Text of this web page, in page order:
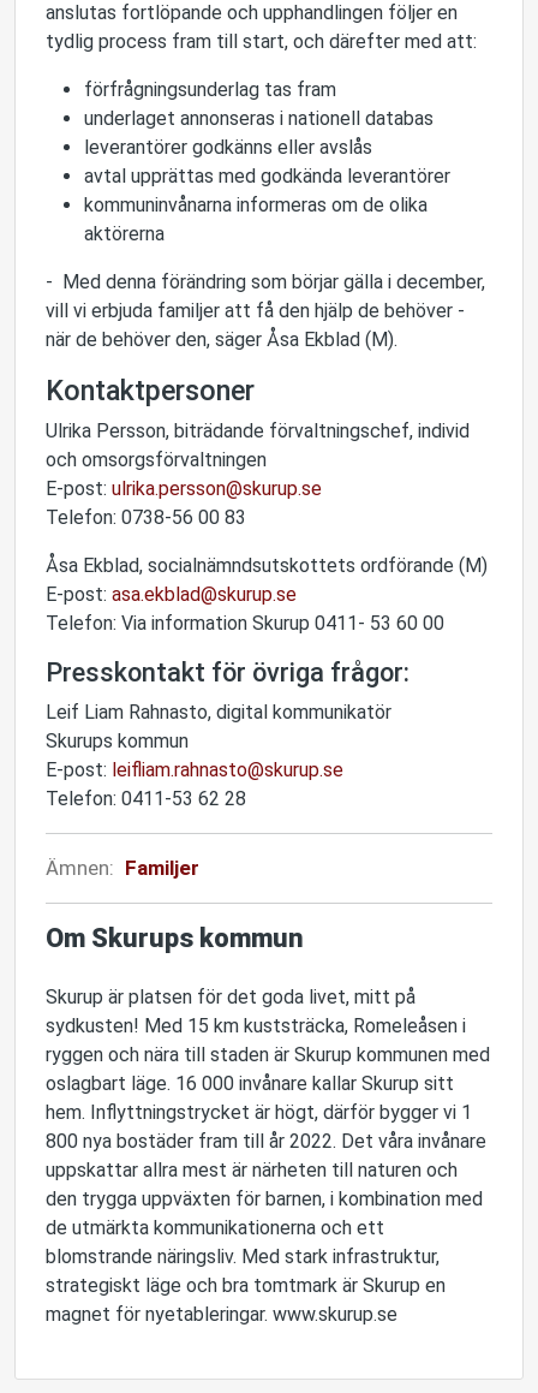
anslutas fortlöpande och upphandlingen följer en
tydlig process fram till start, och därefter med att:
förfrågningsunderlag tas fram
underlaget annonseras i nationell databas
leverantörer godkänns eller avslås
avtal upprättas med godkända leverantörer
kommuninvånarna informeras om de olika
aktörerna
- Med denna förändring som börjar gälla i december,
vill vi erbjuda familjer att få den hjälp de behöver -
när de behöver den, säger Åsa Ekblad (M).
Kontaktpersoner
Ulrika Persson, biträdande förvaltningschef, individ
och omsorgsförvaltningen
E-post: ulrika.persson@skurup.se
Telefon: 0738-56 00 83
Åsa Ekblad, socialnämndsutskottets ordförande (M)
E-post: asa.ekblad@skurup.se
Telefon: Via information Skurup 0411- 53 60 00
Presskontakt för övriga frågor:
Leif Liam Rahnasto, digital kommunikatör
Skurups kommun
E-post: leifliam.rahnasto@skurup.se
Telefon: 0411-53 62 28
Ämnen: Familjer
Om Skurups kommun
Skurup är platsen för det goda livet, mitt på
sydkusten! Med 15 km kuststräcka, Romeleåsen i
ryggen och nära till staden är Skurup kommunen med
oslagbart läge. 16 000 invånare kallar Skurup sitt
hem. Inflyttningstrycket är högt, därför bygger vi 1
800 nya bostäder fram till år 2022. Det våra invånare
uppskattar allra mest är närheten till naturen och
den trygga uppväxten för barnen, i kombination med
de utmärkta kommunikationerna och ett
blomstrande näringsliv. Med stark infrastruktur,
strategiskt läge och bra tomtmark är Skurup en
magnet för nyetableringar. www.skurup.se